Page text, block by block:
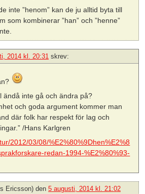
inte ”henom” kan de ju alltid byta till
som kombinerar ”han” och ”henne”
2014 kl. 20:31 skrev:
ändå inte gå och ändra på?
och goda argument kommer man
där folk har respekt för lag och
/Hans Karlgren
2012/03/08/%E2%80%9Dhen%E2%8
redan-1994-%E2%80%93-
Ericsson) den 5 augusti, 2014 kl. 21:02